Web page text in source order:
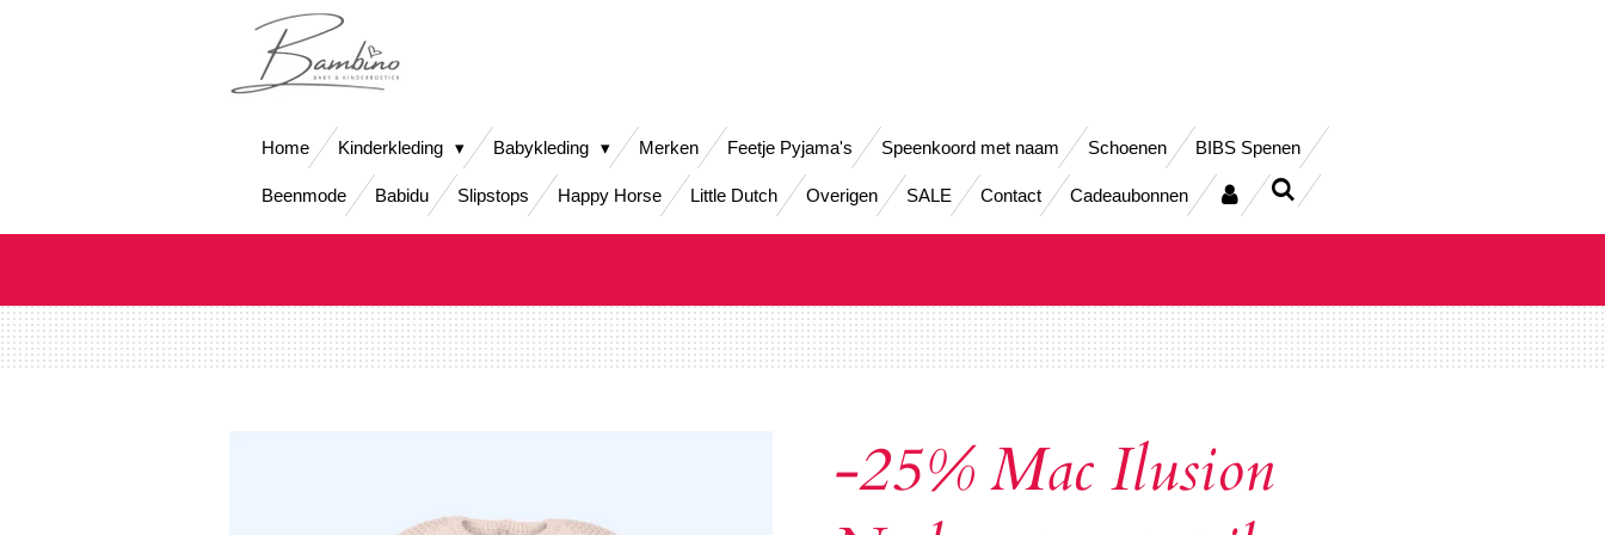
Home Kinderkleding Babykleding Merken Feetje Pyjama's Speenkoord met naam Schoenen BIBS Spenen
Beenmode Babidu Slipstops Happy Horse Little Dutch Overigen SALE Contact Cadeaubonnen
-25% Mac Ilusion